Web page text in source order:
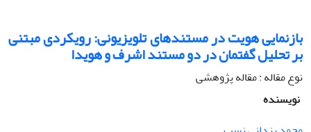
بازنمایی هویت در مستندهای تلویزیونی: رویکردی مبتنی
بر تحلیل گفتمان در دو مستند اشرف و هویدا
نوع مقاله : مقاله پژوهشی
نویسنده